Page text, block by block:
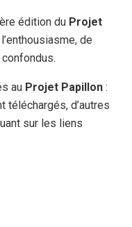
édition du Projet
de
au Projet Papillon :
téléchargés, d’autres
sur les liens